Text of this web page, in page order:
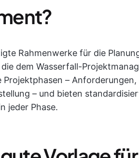
Rahmenwerke für die
dem Wasserfall-
– Anforderungen,
– und bieten
jeder Phase.